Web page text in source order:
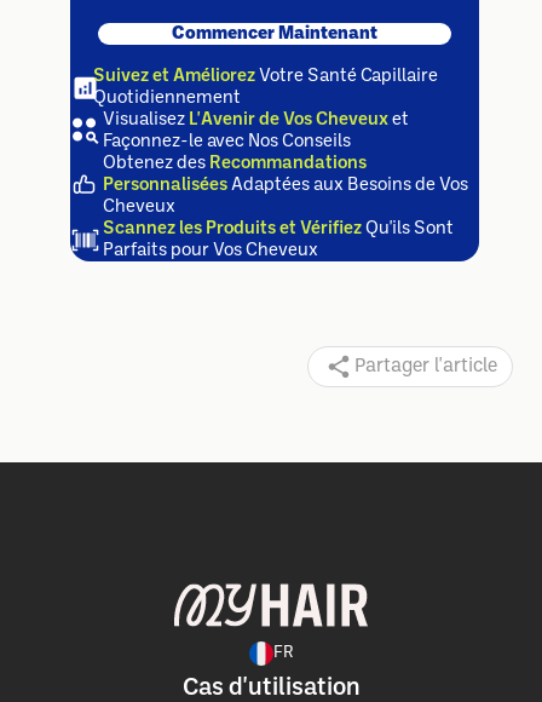
Commencer Maintenant
Suivez et Améliorez Votre Santé Capillaire
Quotidiennement
Visualisez L'Avenir de Vos Cheveux et
Façonnez-le avec Nos Conseils
Obtenez des Recommandations
Personnalisées Adaptées aux Besoins de Vos
Cheveux
Scannez les Produits et Vérifiez Qu'ils Sont
Parfaits pour Vos Cheveux
Partager l'article
FR
Cas d'utilisation